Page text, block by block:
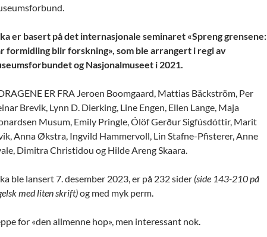
er basert på det internasjonale seminaret «Spreng grensene:
formidling blir forskning», som ble arrangert i regi av
og Nasjonalmuseet i 2021.
ER FRA Jeroen Boomgaard, Mattias Bäckström, Per
Brevik, Lynn D. Dierking, Line Engen, Ellen Lange, Maja
Musum, Emily Pringle, Ólöf Gerður Sigfúsdóttir, Marit
Anna Økstra, Ingvild Hammervoll, Lin Stafne-Pfisterer, Anne
Dimitra Christidou og Hilde Areng Skaara.
ble lansert 7. desember 2023, er på 232 sider (side 143-210 på
med liten skrift)og med myk perm.
for «den allmenne hop», men interessant nok.